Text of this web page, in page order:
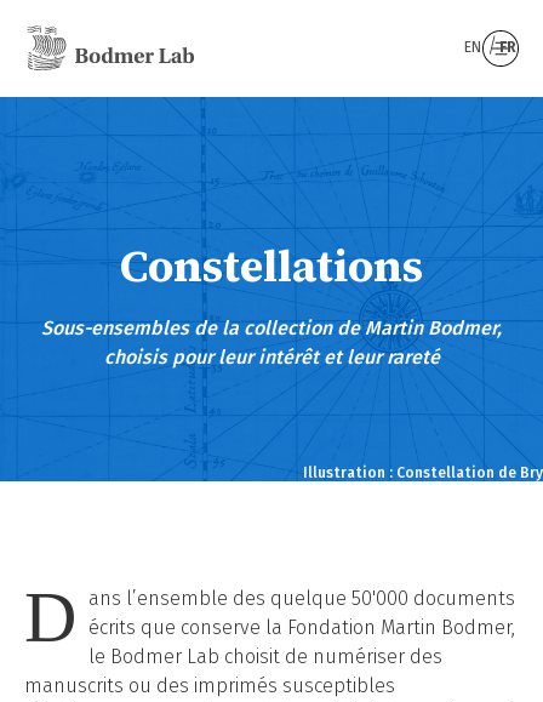
EN FR
Constellations
Sous-ensembles de la collection de Martin Bodmer,
choisis pour leur intérêt et leur rareté
Illustration : Constellation de Bry
D
ans l’ensemble des quelque 50'000 documents
écrits que conserve la Fondation Martin Bodmer,
le Bodmer Lab choisit de numériser des
manuscrits ou des imprimés susceptibles